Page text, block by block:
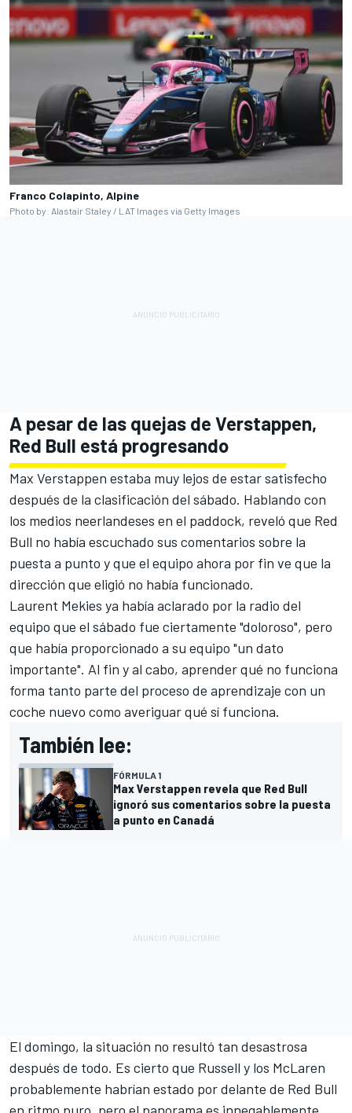
Franco Colapinto, Alpine
Photo by: Alastair Staley / LAT Images via Getty Images
A pesar de las quejas de Verstappen,
Red Bull está progresando
Max Verstappen estaba muy lejos de estar satisfecho
después de la clasificación del sábado. Hablando con
los medios neerlandeses en el paddock, reveló que Red
Bull no había escuchado sus comentarios sobre la
puesta a punto y que el equipo ahora por fin ve que la
dirección que eligió no había funcionado.
Laurent Mekies ya había aclarado por la radio del
equipo que el sábado fue ciertamente "doloroso", pero
que había proporcionado a su equipo "un dato
importante". Al fin y al cabo, aprender qué no funciona
forma tanto parte del proceso de aprendizaje con un
coche nuevo como averiguar qué sí funciona.
También lee:
FÓRMULA 1
Max Verstappen revela que Red Bull
ignoró sus comentarios sobre la puesta
a punto en Canadá
El domingo, la situación no resultó tan desastrosa
después de todo. Es cierto que Russell y los McLaren
probablemente habrían estado por delante de Red Bull